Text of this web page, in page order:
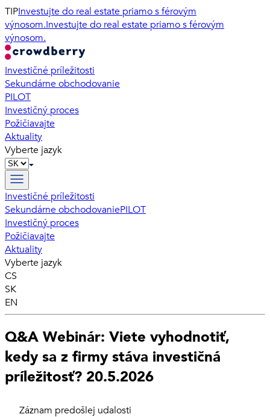
TIPInvestujte do real estate priamo s férovým
výnosom.Investujte do real estate priamo s férovým
výnosom.
Investičné príležitosti
Sekundárne obchodovanie
PILOT
Investičný proces
Požičiavajte
Aktuality
Vyberte jazyk
Investičné príležitosti
Sekundárne obchodovaniePILOT
Investičný proces
Požičiavajte
Aktuality
Vyberte jazyk
CS
SK
EN
Q&A Webinár: Viete vyhodnotiť,
kedy sa z firmy stáva investičná
príležitosť? 20.5.2026
Záznam predošlej udalosti